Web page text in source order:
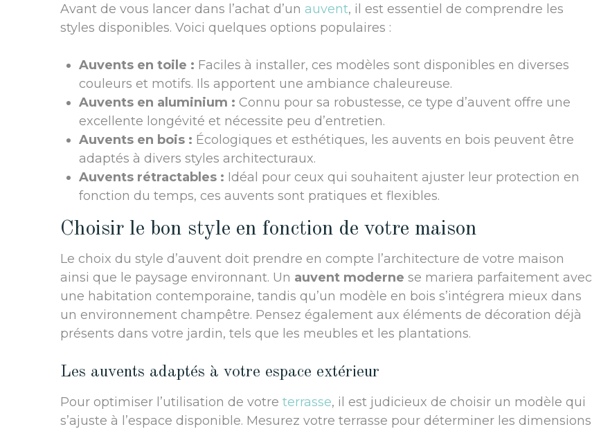
Avant de vous lancer dans l’achat d’un auvent, il est essentiel de comprendre les
styles disponibles. Voici quelques options populaires :
Auvents en toile : Faciles à installer, ces modèles sont disponibles en diverses
couleurs et motifs. Ils apportent une ambiance chaleureuse.
Auvents en aluminium : Connu pour sa robustesse, ce type d’auvent offre une
excellente longévité et nécessite peu d’entretien.
Auvents en bois : Écologiques et esthétiques, les auvents en bois peuvent être
adaptés à divers styles architecturaux.
Auvents rétractables : Idéal pour ceux qui souhaitent ajuster leur protection en
fonction du temps, ces auvents sont pratiques et flexibles.
Choisir le bon style en fonction de votre maison
Le choix du style d’auvent doit prendre en compte l’architecture de votre maison
ainsi que le paysage environnant. Un auvent moderne se mariera parfaitement avec
une habitation contemporaine, tandis qu’un modèle en bois s’intégrera mieux dans
un environnement champêtre. Pensez également aux éléments de décoration déjà
présents dans votre jardin, tels que les meubles et les plantations.
Les auvents adaptés à votre espace extérieur
Pour optimiser l’utilisation de votre terrasse, il est judicieux de choisir un modèle qui
s’ajuste à l’espace disponible. Mesurez votre terrasse pour déterminer les dimensions